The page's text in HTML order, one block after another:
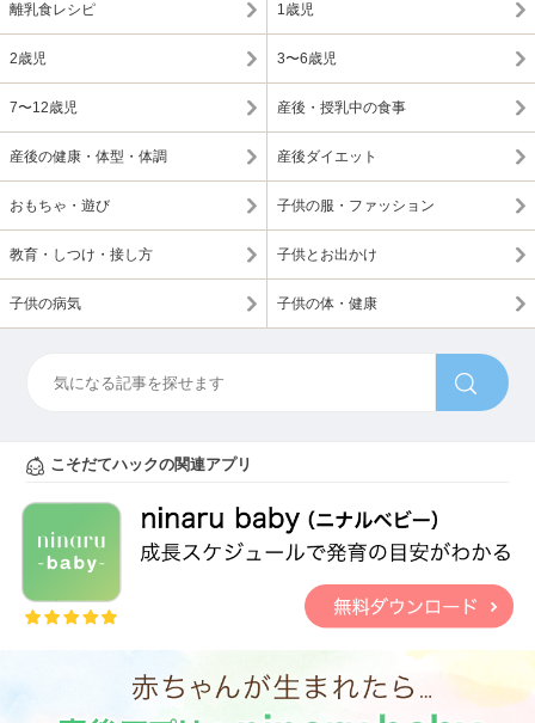
離乳食レシピ 1歳児
2歳児 3〜6歳児
7〜12歳児 産後・授乳中の食事
産後の健康・体型・体調 産後ダイエット
おもちゃ・遊び 子供の服・ファッション
教育・しつけ・接し方 子供とお出かけ
子供の病気 子供の体・健康
こそだてハックの関連アプリ